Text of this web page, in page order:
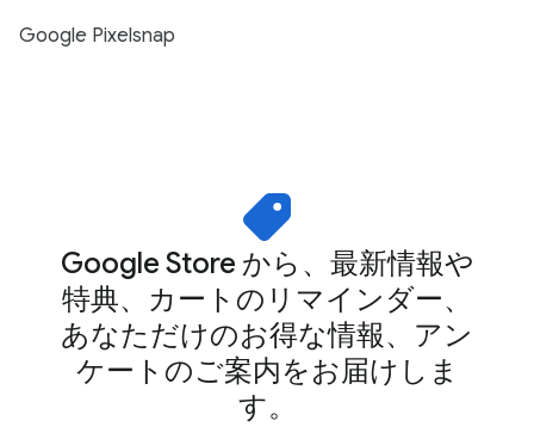
Google Pixelsnap
Google Store から、最新情報や
特典、カートのリマインダー、
あなただけのお得な情報、アン
ケートのご案内をお届けしま
す。